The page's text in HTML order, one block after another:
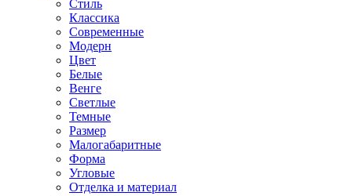
Стиль
Классика
Современные
Модерн
Цвет
Белые
Венге
Светлые
Темные
Размер
Малогабаритные
Форма
Угловые
Отделка и материал